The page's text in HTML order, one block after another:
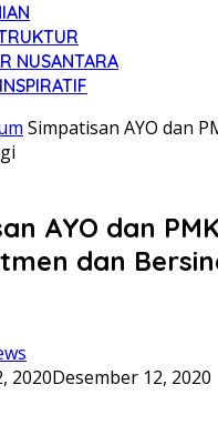
NUSANTARA
Simpatisan AYO dan
AYO dan
dan
2020Desember 12, 2020